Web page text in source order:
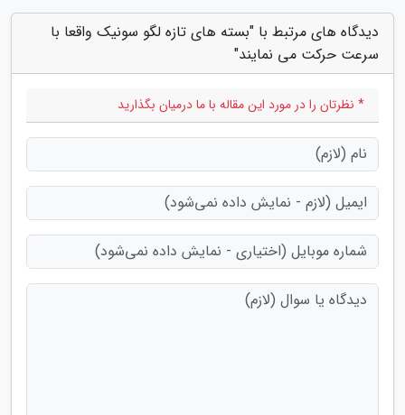
دیدگاه های مرتبط با "بسته های تازه لگو سونیک واقعا با
سرعت حرکت می نمایند"
* نظرتان را در مورد این مقاله با ما درمیان بگذارید